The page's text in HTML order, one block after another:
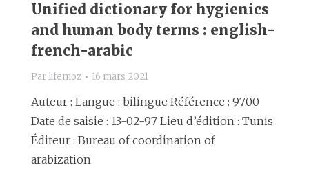
Unified dictionary for hygienics
and human body terms : english-
french-arabic
Par lifemoz 16 mars 2021
Auteur : Langue : bilingue Référence : 9700
Date de saisie : 13-02-97 Lieu d’édition : Tunis
Éditeur : Bureau of coordination of
arabization